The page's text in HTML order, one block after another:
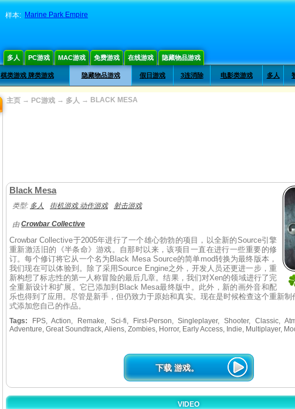
样本: Marine Park Empire
多人 PC游戏 MAC游戏 免费游戏 在线游戏 隐藏物品游戏
棋类游戏 牌类游戏 隐藏物品游戏 假日游戏 3连消除 电影类游戏 多人
主页 → PC游戏 → 多人 → BLACK MESA
Black Mesa
类型: 多人 街机游戏 动作游戏 射击游戏
由Crowbar Collective
Crowbar Collective于2005年进行了一个雄心勃勃的项目，以全新的Source引擎
重新激活旧的《半条命》游戏。自那时以来，该项目一直在进行一些重要的修
订。每个修订将它从一个名为Black Mesa Source的简单mod转换为最终版本，
我们现在可以体验到。除了采用Source Engine之外，开发人员还更进一步，重
新构想了标志性的第一人称冒险的最后几章。结果，我们对Xen的领域进行了完
全重新设计和扩展。它已添加到Black Mesa最终版中。此外，新的画外音和配
乐也得到了应用。尽管是新手，但仍致力于原始和真实。现在是时候检查这个重新
式添加您自己的作品。
Tags: FPS, Action, Remake, Sci-fi, First-Person, Singleplayer, Shooter, Classic,
Adventure, Great Soundtrack, Aliens, Zombies, Horror, Early Access, Indie, Multiplayer,
下载 游戏。
VIDEO